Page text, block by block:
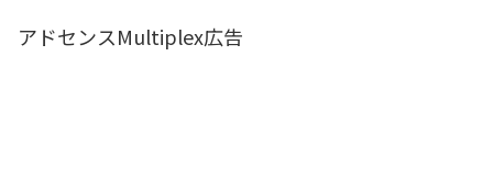
アドセンスMultiplex広告